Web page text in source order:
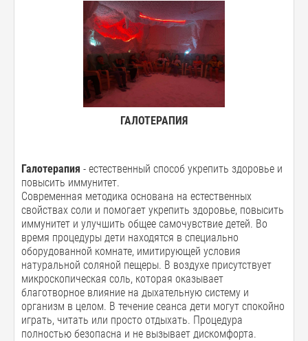
ГАЛОТЕРАПИЯ
Галотерапия - естественный способ укрепить здоровье и
повысить иммунитет.
Современная методика основана на естественных
свойствах соли и помогает укрепить здоровье, повысить
иммунитет и улучшить общее самочувствие детей. Во
время процедуры дети находятся в специально
оборудованной комнате, имитирующей условия
натуральной соляной пещеры. В воздухе присутствует
микроскопическая соль, которая оказывает
благотворное влияние на дыхательную систему и
организм в целом. В течение сеанса дети могут спокойно
играть, читать или просто отдыхать. Процедура
полностью безопасна и не вызывает дискомфорта.